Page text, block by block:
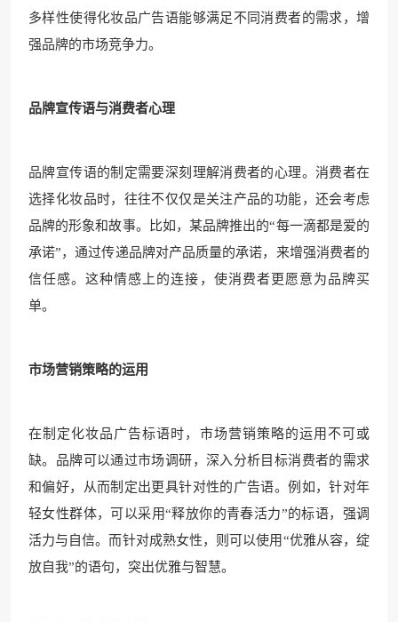
多样性使得化妆品广告语能够满足不同消费者的需求，增
强品牌的市场竞争力。
品牌宣传语与消费者心理
品牌宣传语的制定需要深刻理解消费者的心理。消费者在
选择化妆品时，往往不仅仅是关注产品的功能，还会考虑
品牌的形象和故事。比如，某品牌推出的“每一滴都是爱的
承诺”，通过传递品牌对产品质量的承诺，来增强消费者的
信任感。这种情感上的连接，使消费者更愿意为品牌买
单。
市场营销策略的运用
在制定化妆品广告标语时，市场营销策略的运用不可或
缺。品牌可以通过市场调研，深入分析目标消费者的需求
和偏好，从而制定出更具针对性的广告语。例如，针对年
轻女性群体，可以采用“释放你的青春活力”的标语，强调
活力与自信。而针对成熟女性，则可以使用“优雅从容，绽
放自我”的语句，突出优雅与智慧。